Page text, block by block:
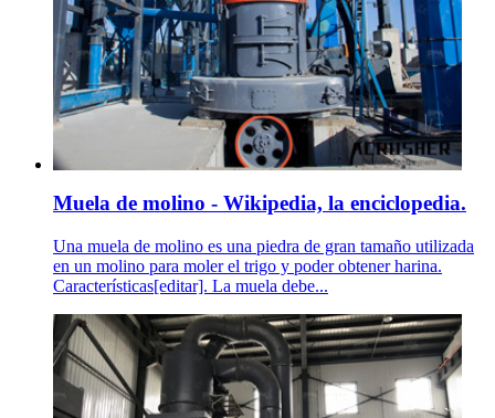
Muela de molino - Wikipedia, la enciclopedia.
Una muela de molino es una piedra de gran tamaño utilizada
en un molino para moler el trigo y poder obtener harina.
Características[editar]. La muela debe...